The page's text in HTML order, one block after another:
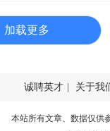
加载更多
诚聘英才 关于我
本站所有文章、数据仅供